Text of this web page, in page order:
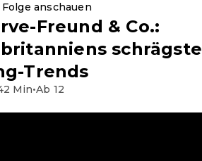
anschauen
Freund & Co.:
schrägste
Trends
Min•Ab 12